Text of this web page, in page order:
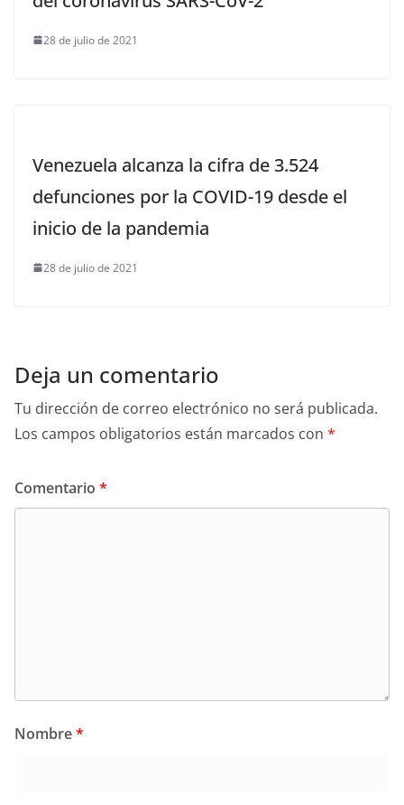
28 de julio de 2021
Venezuela alcanza la cifra de 3.524
defunciones por la COVID-19 desde el
inicio de la pandemia
28 de julio de 2021
Deja un comentario
Tu dirección de correo electrónico no será publicada.
Los campos obligatorios están marcados con *
Comentario *
Nombre*